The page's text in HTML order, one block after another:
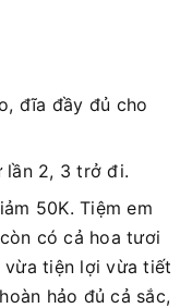
đĩa đầy đủ cho
lần 2, 3 trở đi.
50K. Tiệm em
có cả hoa tươi
vừa tiện lợi vừa tiết
hảo đủ cả sắc,